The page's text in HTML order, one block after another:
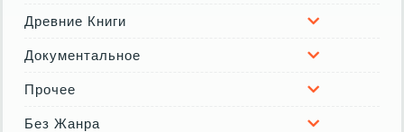
Древние Книги
Документальное
Прочее
Без Жанра